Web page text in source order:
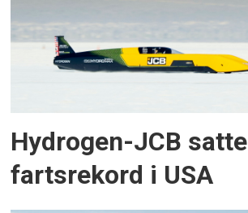
Hydrogen-JCB satte
fartsrekord i USA